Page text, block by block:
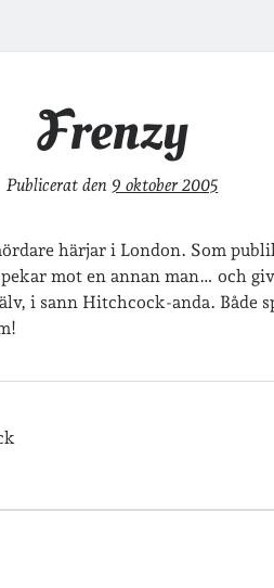
Frenzy
Publicerat den 9 oktober 2005
härjar i London. Som
mot en annan man… och
i sann Hitchcock-anda. Både